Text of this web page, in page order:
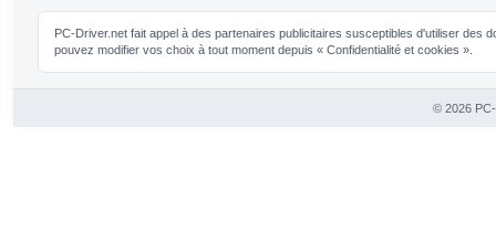
PC-Driver.net fait appel à des partenaires publicitaires susceptibles d'utiliser
pouvez modifier vos choix à tout moment depuis « Confidentialité et cookies ».
© 2026